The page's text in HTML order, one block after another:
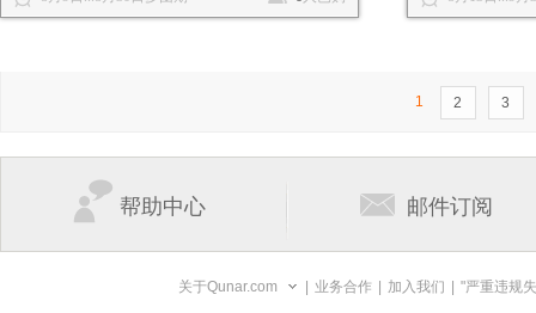
1 2 3
帮助中心 邮件订阅
关于Qunar.com 业务合作 加入我们 "严重违规